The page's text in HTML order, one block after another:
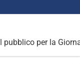
pubblico per la